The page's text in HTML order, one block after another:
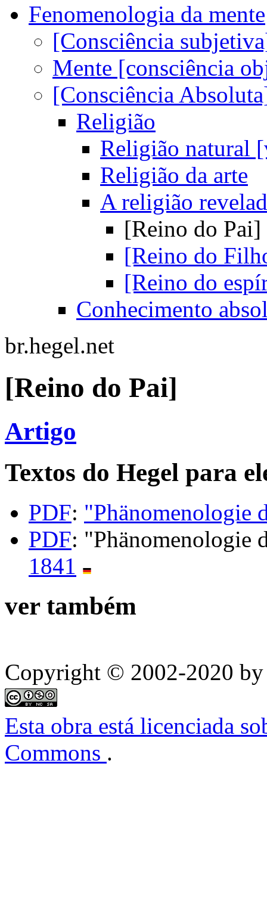
Fenomenologia da mente
[Consciência
Mente [consciência
[Consciência
Religião
Religião natural
Religião da arte
A religião
[Reino do Pai]
[Reino do
[Reino do
Conhecimento
br.hegel.net
[Reino do Pai]
Artigo
Textos do Hegel para
PDF: "Phänomenologie
PDF: "Phänomenologie
1841
ver também
Copyright © 2002-2020 by
Esta obra está licenciada
Commons .